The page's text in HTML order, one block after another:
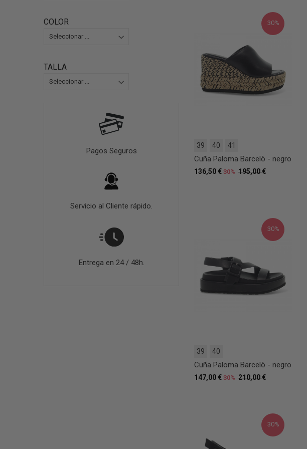
COLOR
TALLA
Pagos Seguros
Servicio al Cliente rápido.
Entrega en 24 / 48h.
30%
39 40 41
Cuña Paloma Barcelò - negro
195,00 €
136,50 € 30%
30%
39 40
Cuña Paloma Barcelò - negro
210,00 €
147,00 € 30%
30%